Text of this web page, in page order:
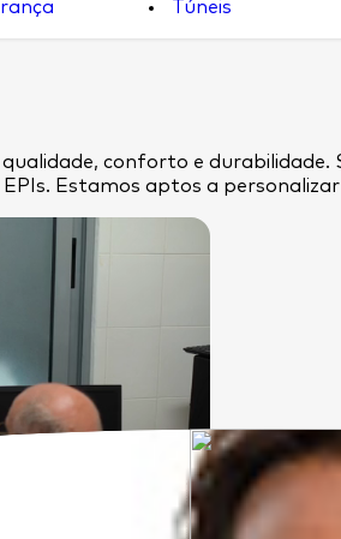
Túneis
qualidade, conforto e
Estamos aptos a